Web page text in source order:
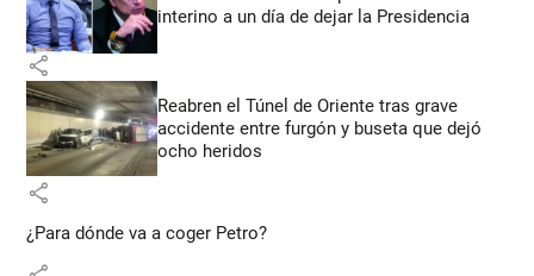
interino a un día de dejar la Presidencia
share
Reabren el Túnel de Oriente tras grave
accidente entre furgón y buseta que dejó
ocho heridos
share
¿Para dónde va a coger Petro?